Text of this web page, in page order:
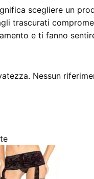
scegliere un
trascurati
e ti fanno
Nessun